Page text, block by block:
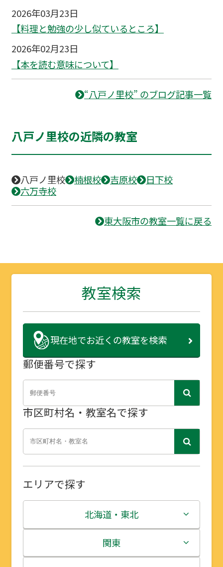
2026年03月23日
【料理と勉強の少し似ているところ】
2026年02月23日
【本を読む意味について】
“八戸ノ里校” のブログ記事一覧
八戸ノ里校の近隣の教室
八戸ノ里校 楠根校 吉原校
日下校
六万寺校
東大阪市の教室一覧に戻る
教室検索
現在地でお近くの教室を検索
郵便番号で探す
市区町村名・教室名で探す
エリアで探す
北海道・東北
北海道
関東